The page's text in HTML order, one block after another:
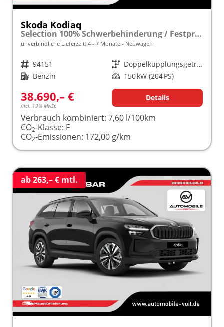
Skoda Kodiaq
Selection 100% Schwerbehinderung / Festpreisgarantie* Modelljahr 2.0 TSI 204 PS DSG 4x4 "Sonderangebot bei Schwerbehinderung" frei konfigurierbar!
unverbindliche Lieferzeit: 4 - 7 Monate Neuwagen
Fahrzeugnr. 94151 Getriebe
Doppelkupplungsgetriebe (DSG)
Kraftstoff Benzin Leistung 150 kW (204 PS)
38.690,– €
incl. 19% MwSt.
Details
Verbrauch kombiniert: 7,60 l/100km
CO2-Klasse: F
CO2-Emissionen: 172,00 g/km
ab 263,– € mtl.